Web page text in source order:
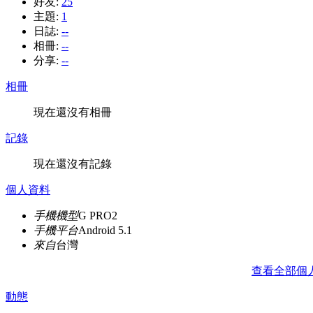
主題: 1
日誌: --
相冊: --
分享: --
相冊
現在還沒有相冊
記錄
現在還沒有記錄
個人資料
手機機型G PRO2
手機平台Android 5.1
來自台灣
查看全部個
動態